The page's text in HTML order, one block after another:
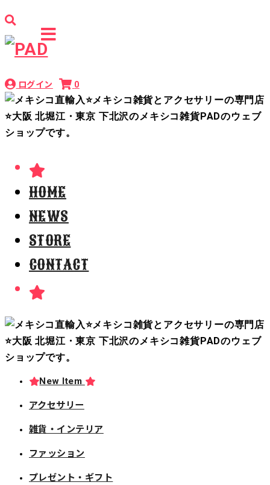
ログイン 0
HOME
NEWS
STORE
CONTACT
New Item
アクセサリー
雑貨・インテリア
ファッション
プレゼント・ギフト